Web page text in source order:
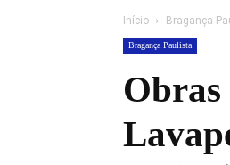
Início Bragança
Bragança Paulista
Obras